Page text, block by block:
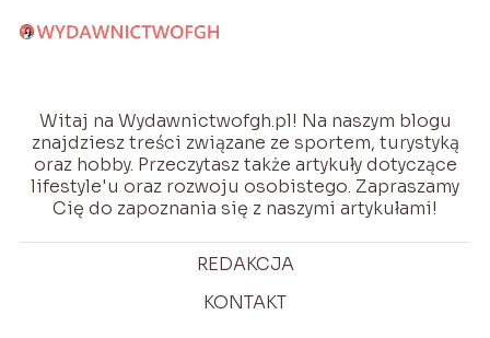
Witaj na Wydawnictwofgh.pl! Na naszym blogu
znajdziesz treści związane ze sportem, turystyką
oraz hobby. Przeczytasz także artykuły dotyczące
lifestyle'u oraz rozwoju osobistego. Zapraszamy
Cię do zapoznania się z naszymi artykułami!
REDAKCJA
KONTAKT